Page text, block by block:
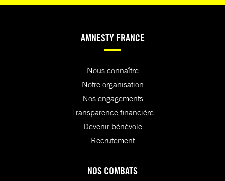
AMNESTY FRANCE
Nous connaître
Notre organisation
Nos engagements
Transparence financière
Devenir bénévole
Recrutement
NOS COMBATS